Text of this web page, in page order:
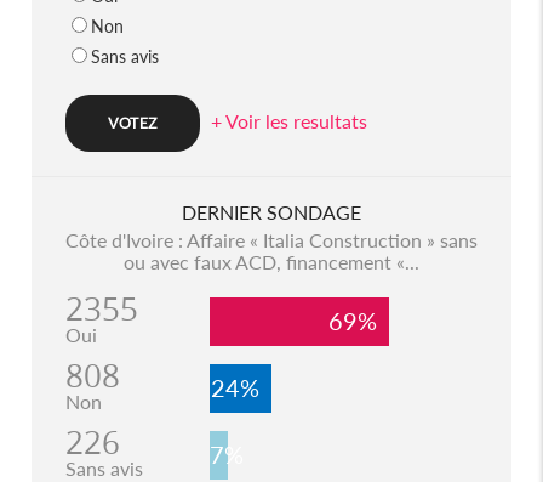
Non
Sans avis
+ Voir les resultats
DERNIER SONDAGE
Côte d'Ivoire : Affaire « Italia Construction » sans
ou avec faux ACD, financement «...
2355
Oui 69%
808
Non 24%
226
Sans avis 7%